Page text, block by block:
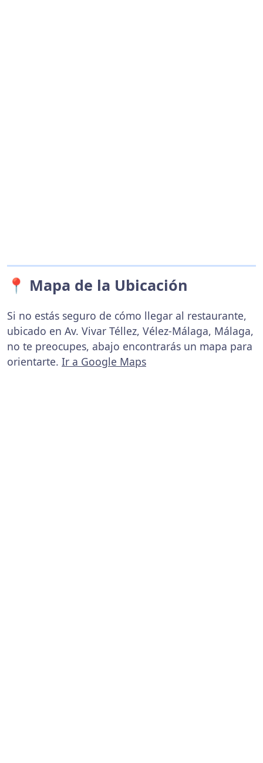
📍 Mapa de la Ubicación
Si no estás seguro de cómo llegar al restaurante,
ubicado en Av. Vivar Téllez, Vélez-Málaga, Málaga,
no te preocupes, abajo encontrarás un mapa para
orientarte. Ir a Google Maps